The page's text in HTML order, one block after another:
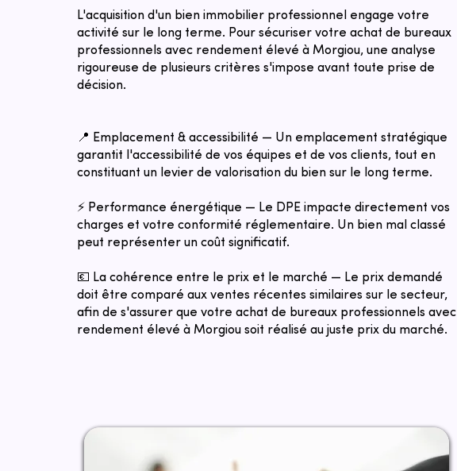
L'acquisition d'un bien immobilier professionnel engage votre
activité sur le long terme. Pour sécuriser votre achat de bureaux
professionnels avec rendement élevé à Morgiou, une analyse
rigoureuse de plusieurs critères s'impose avant toute prise de
décision.
📍 Emplacement & accessibilité — Un emplacement stratégique
garantit l'accessibilité de vos équipes et de vos clients, tout en
constituant un levier de valorisation du bien sur le long terme.
⚡ Performance énergétique — Le DPE impacte directement vos
charges et votre conformité réglementaire. Un bien mal classé
peut représenter un coût significatif.
💶 La cohérence entre le prix et le marché — Le prix demandé
doit être comparé aux ventes récentes similaires sur le secteur,
afin de s'assurer que votre achat de bureaux professionnels avec
rendement élevé à Morgiou soit réalisé au juste prix du marché.